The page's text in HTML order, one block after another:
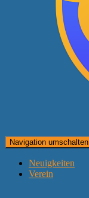
Navigation umschalten
Neuigkeiten
Verein